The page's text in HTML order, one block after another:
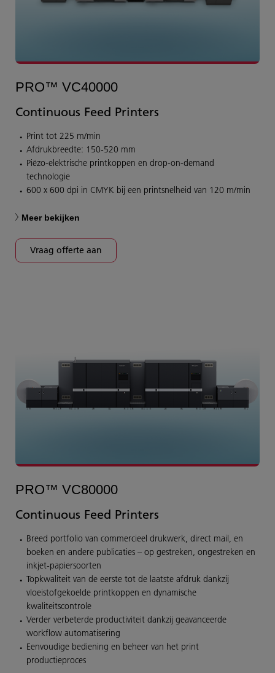
PRO™ VC40000
Continuous Feed Printers
Print tot 225 m/min
Afdrukbreedte: 150-520 mm
Piëzo-elektrische printkoppen en drop-on-demand
technologie
600 x 600 dpi in CMYK bij een printsnelheid van 120 m/min
Meer bekijken
Vraag offerte aan
PRO™ VC80000
Continuous Feed Printers
Breed portfolio van commercieel drukwerk, direct mail, en
boeken en andere publicaties – op gestreken, ongestreken en
inkjet-papiersoorten
Topkwaliteit van de eerste tot de laatste afdruk dankzij
vloeistofgekoelde printkoppen en dynamische
kwaliteitscontrole
Verder verbeterde productiviteit dankzij geavanceerde
workflow automatisering
Eenvoudige bediening en beheer van het print
productieproces